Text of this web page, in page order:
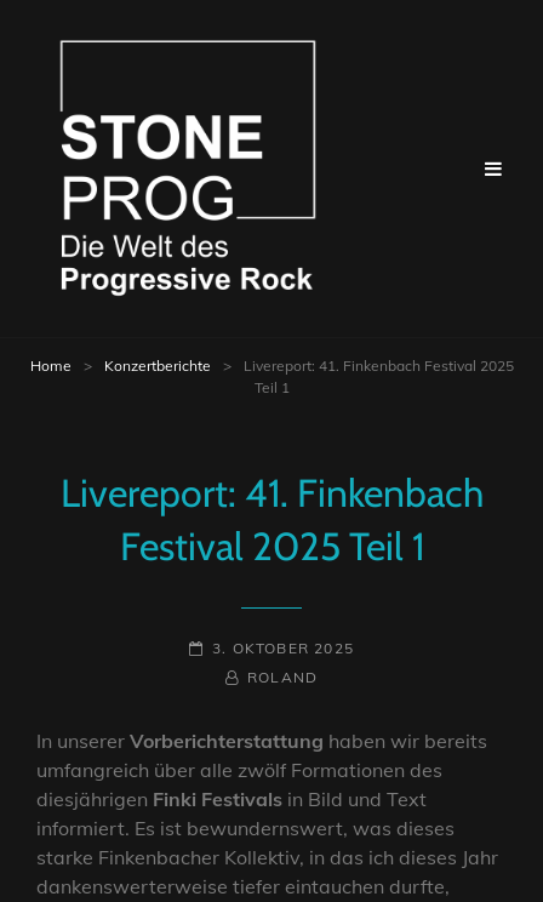
Home > Konzertberichte >
Livereport: 41. Finkenbach Festival 2025
Teil 1
Livereport: 41. Finkenbach
Festival 2025 Teil 1
POSTED-
3. OKTOBER 2025
BY
BYLINEROLAND
In unserer Vorberichterstattung haben wir bereits
umfangreich über alle zwölf Formationen des
diesjährigen Finki Festivals in Bild und Text
informiert. Es ist bewundernswert, was dieses
starke Finkenbacher Kollektiv, in das ich dieses Jahr
dankenswerterweise tiefer eintauchen durfte,